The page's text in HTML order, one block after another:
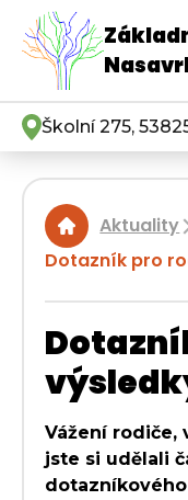
Školní 275,
Aktuality|
Dotazník pro
Vážení rodiče,
jste si udělali